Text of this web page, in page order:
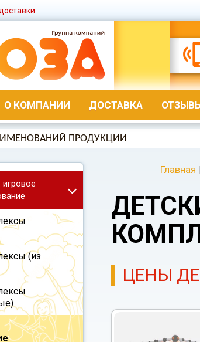
О КОМПАНИИ ДОСТАВКА
ПРОДУКЦИИ
(из
Главная |
ЦЕНЫ